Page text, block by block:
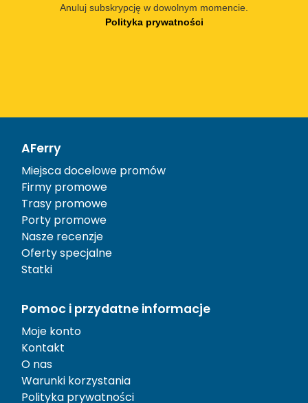
Anuluj subskrypcję w dowolnym momencie.
Polityka prywatności
AFerry
Miejsca docelowe promów
Firmy promowe
Trasy promowe
Porty promowe
Nasze recenzje
Oferty specjalne
Statki
Pomoc i przydatne informacje
Moje konto
Kontakt
O nas
Warunki korzystania
Polityka prywatności